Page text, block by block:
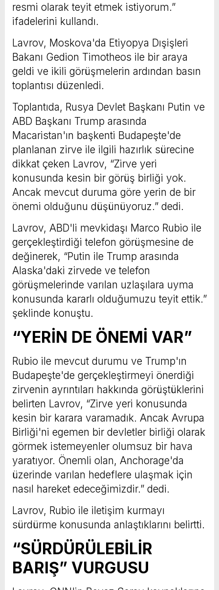
resmi olarak teyit etmek istiyorum.”
ifadelerini kullandı.
Lavrov, Moskova'da Etiyopya Dışişleri
Bakanı Gedion Timotheos ile bir araya
geldi ve ikili görüşmelerin ardından basın
toplantısı düzenledi.
Toplantıda, Rusya Devlet Başkanı Putin ve
ABD Başkanı Trump arasında
Macaristan'ın başkenti Budapeşte'de
planlanan zirve ile ilgili hazırlık sürecine
dikkat çeken Lavrov, “Zirve yeri
konusunda kesin bir görüş birliği yok.
Ancak mevcut duruma göre yerin de bir
önemi olduğunu düşünüyoruz.” dedi.
Lavrov, ABD'li mevkidaşı Marco Rubio ile
gerçekleştirdiği telefon görüşmesine de
değinerek, “Putin ile Trump arasında
Alaska'daki zirvede ve telefon
görüşmelerinde varılan uzlaşılara uyma
konusunda kararlı olduğumuzu teyit ettik.”
şeklinde konuştu.
“YERİN DE ÖNEMİ VAR”
Rubio ile mevcut durumu ve Trump'ın
Budapeşte'de gerçekleştirmeyi önerdiği
zirvenin ayrıntıları hakkında görüştüklerini
belirten Lavrov, “Zirve yeri konusunda
kesin bir karara varamadık. Ancak Avrupa
Birliği'ni egemen bir devletler birliği olarak
görmek istemeyenler olumsuz bir hava
yaratıyor. Önemli olan, Anchorage'da
üzerinde varılan hedeflere ulaşmak için
nasıl hareket edeceğimizdir.” dedi.
Lavrov, Rubio ile iletişim kurmayı
sürdürme konusunda anlaştıklarını belirtti.
“SÜRDÜRÜLEBİLİR
BARIŞ” VURGUSU